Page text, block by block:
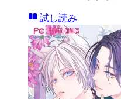
試し読み